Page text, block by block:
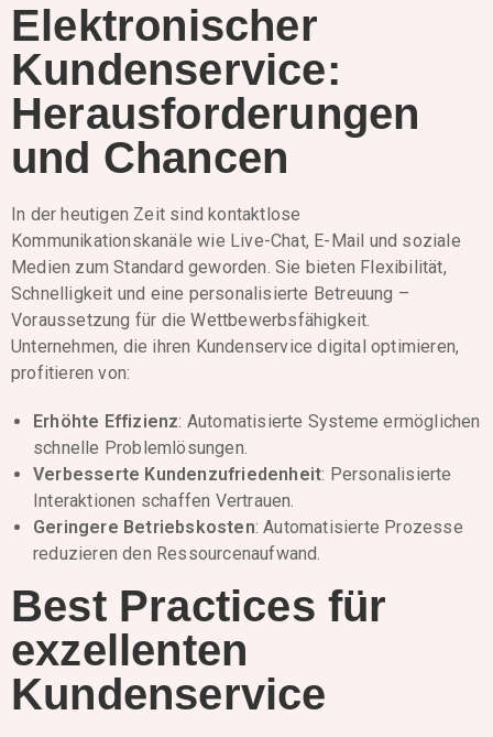
Elektronischer
Kundenservice:
Herausforderungen
und Chancen
In der heutigen Zeit sind kontaktlose
Kommunikationskanäle wie Live-Chat, E-Mail und soziale
Medien zum Standard geworden. Sie bieten Flexibilität,
Schnelligkeit und eine personalisierte Betreuung –
Voraussetzung für die Wettbewerbsfähigkeit.
Unternehmen, die ihren Kundenservice digital optimieren,
profitieren von:
Erhöhte Effizienz: Automatisierte Systeme ermöglichen
schnelle Problemlösungen.
Verbesserte Kundenzufriedenheit: Personalisierte
Interaktionen schaffen Vertrauen.
Geringere Betriebskosten: Automatisierte Prozesse
reduzieren den Ressourcenaufwand.
Best Practices für
exzellenten
Kundenservice